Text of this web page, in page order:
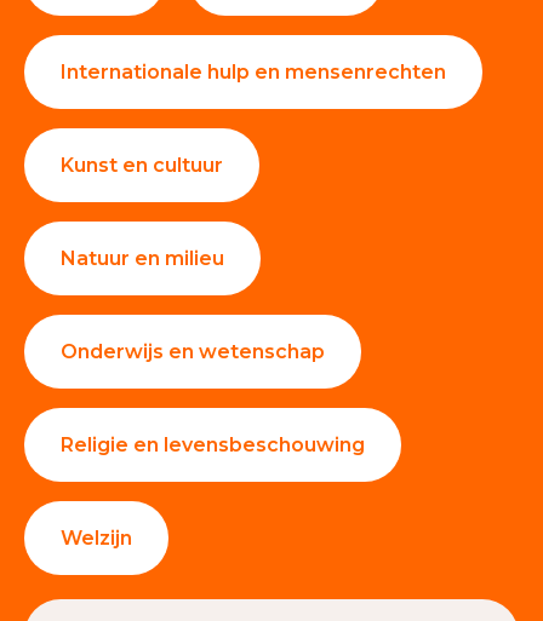
Internationale hulp en mensenrechten
Kunst en cultuur
Natuur en milieu
Onderwijs en wetenschap
Religie en levensbeschouwing
Welzijn